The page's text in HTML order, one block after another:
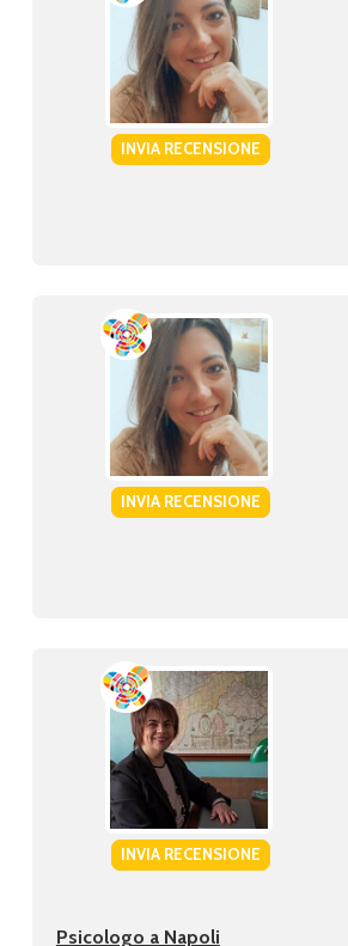
INVIA RECENSIONE
INVIA RECENSIONE
INVIA RECENSIONE
Psicologo a Napoli